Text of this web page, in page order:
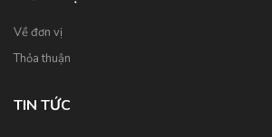
Về đơn vị
Thỏa thuận
TIN TỨC